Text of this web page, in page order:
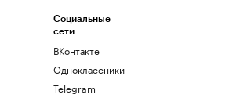
Социальные
сети
ВКонтакте
Одноклассники
Telegram